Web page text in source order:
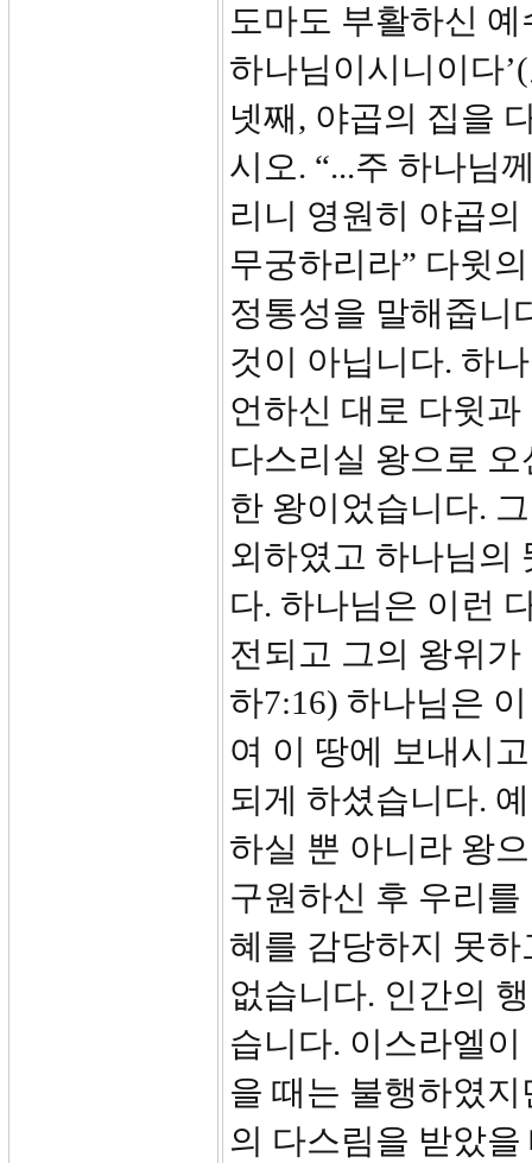
도마도 부활하신
하나님이시니이다
넷째, 야곱의 집을
시오. “...주 하나님
리니 영원히 야곱
무궁하리라” 다윗
정통성을 말해줍니
것이 아닙니다. 하
언하신 대로 다윗
다스리실 왕으로
한 왕이었습니다.
외하였고 하나님의
다. 하나님은 이런
전되고 그의 왕위
하7:16) 하나님은
여 이 땅에 보내시
되게 하셨습니다.
하실 뿐 아니라 왕
구원하신 후 우리
혜를 감당하지 못
없습니다. 인간의
습니다. 이스라엘
을 때는 불행하였
의 다스림을 받았